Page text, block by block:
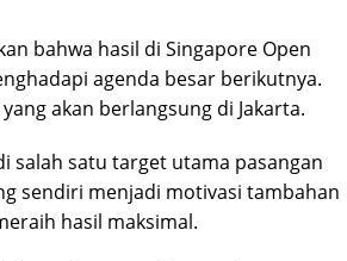
bahwa hasil di Singapore Open
agenda besar berikutnya.
yang akan berlangsung di Jakarta.
salah satu target utama pasangan
sendiri menjadi motivasi tambahan
hasil maksimal.